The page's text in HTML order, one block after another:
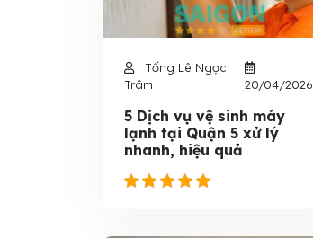
Tống Lê Ngọc
Trâm
20/04/2026
5 Dịch vụ vệ sinh máy
lạnh tại Quận 5 xử lý
nhanh, hiệu quả